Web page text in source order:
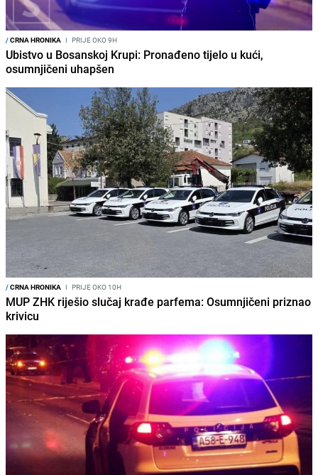
/CRNA HRONIKA I PRIJE OKO 9H
Ubistvo u Bosanskoj Krupi: Pronađeno tijelo u kući,
osumnjičeni uhapšen
/CRNA HRONIKA I PRIJE OKO 10H
MUP ZHK riješio slučaj krađe parfema: Osumnjičeni priznao
krivicu